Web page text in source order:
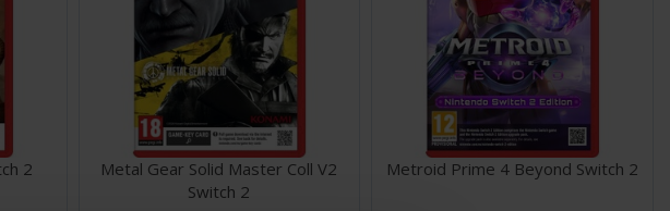
2
Metal Gear Solid Master Coll V2
Switch 2
Metroid Prime 4 Beyond Switch 2